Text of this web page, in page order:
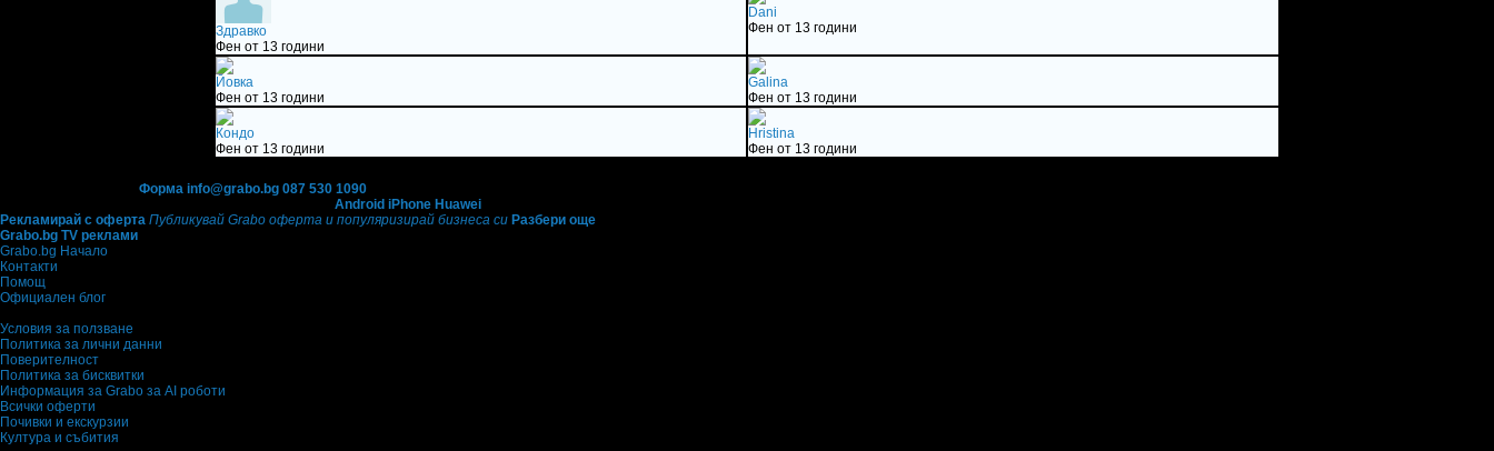
Здравко
Фен от 13 години
Dani
Фен от 13 години
Йовка
Фен от 13 години
Galina
Фен от 13 години
Кондо
Фен от 13 години
Hristina
Фен от 13 години
Форма info@grabo.bg 087 530 1090
Android iPhone Huawei
Рекламирай с оферта Публикувай Grabo оферта и популяризирай бизнеса си Разбери още
Grabo.bg TV реклами
Grabo.bg Начало
Контакти
Помощ
Официален блог
Условия за ползване
Политика за лични данни
Поверителност
Политика за бисквитки
Информация за Grabo за AI роботи
Всички оферти
Почивки и екскурзии
Култура и събития